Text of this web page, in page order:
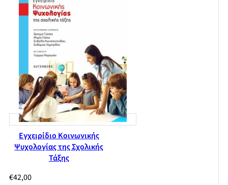
Εγχειρίδιο Κοινωνικής
Ψυχολογίας της Σχολικής
Τάξης
€42,00